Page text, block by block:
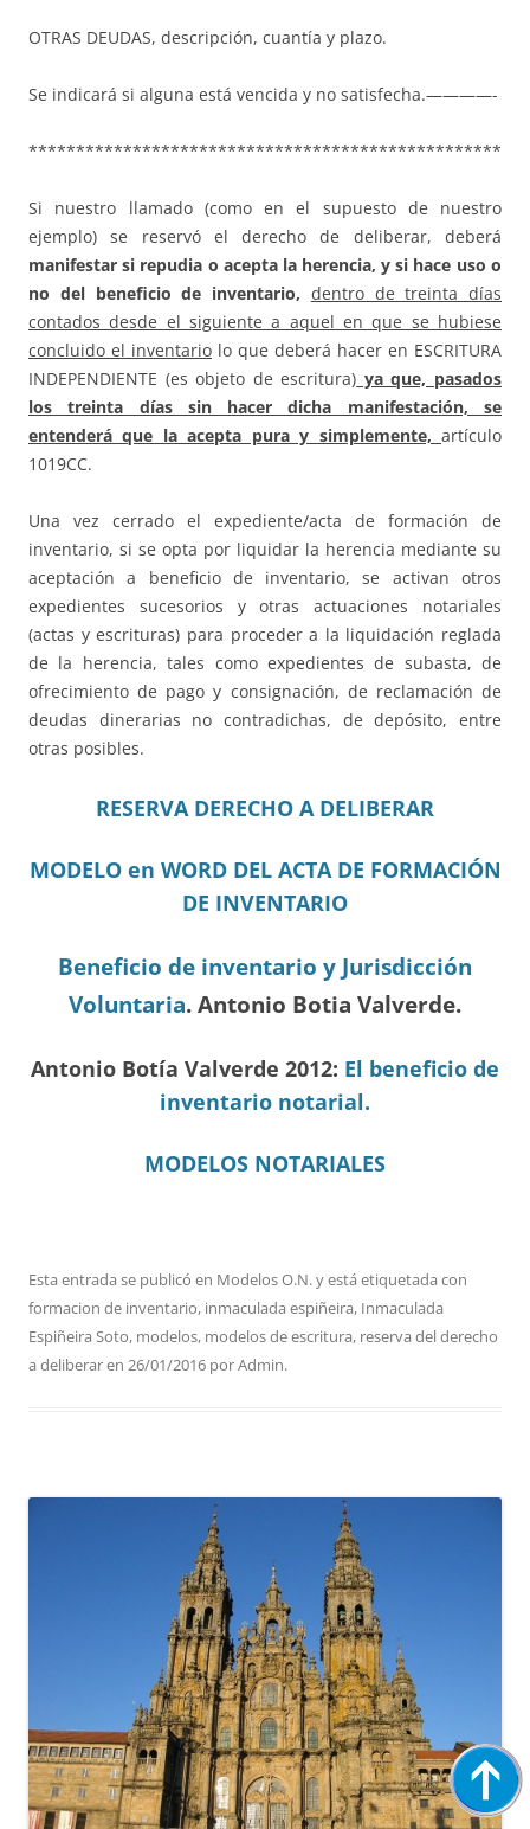
OTRAS DEUDAS, descripción, cuantía y plazo.
Se indicará si alguna está vencida y no satisfecha.————-
**************************************************
Si nuestro llamado (como en el supuesto de nuestro
ejemplo) se reservó el derecho de deliberar, deberá
manifestar si repudia o acepta la herencia, y si hace uso o
no del beneficio de inventario, dentro de treinta días
contados desde el siguiente a aquel en que se hubiese
concluido el inventario lo que deberá hacer en ESCRITURA
INDEPENDIENTE (es objeto de escritura) ya que, pasados
los treinta días sin hacer dicha manifestación, se
entenderá que la acepta pura y simplemente, artículo
1019CC.
Una vez cerrado el expediente/acta de formación de
inventario, si se opta por liquidar la herencia mediante su
aceptación a beneficio de inventario, se activan otros
expedientes sucesorios y otras actuaciones notariales
(actas y escrituras) para proceder a la liquidación reglada
de la herencia, tales como expedientes de subasta, de
ofrecimiento de pago y consignación, de reclamación de
deudas dinerarias no contradichas, de depósito, entre
otras posibles.
RESERVA DERECHO A DELIBERAR
MODELO en WORD DEL ACTA DE FORMACIÓN
DE INVENTARIO
Beneficio de inventario y Jurisdicción
Voluntaria. Antonio Botia Valverde.
Antonio Botía Valverde 2012: El beneficio de
inventario notarial.
MODELOS NOTARIALES
Esta entrada se publicó en Modelos O.N.y está etiquetada con
formacion de inventario, inmaculada espiñeira, Inmaculada
Espiñeira Soto, modelos, modelos de escritura, reserva del derecho
a deliberaren 26/01/2016 porAdmin.